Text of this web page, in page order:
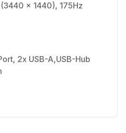
(3440 x 1440), 175Hz
2x USB-A,USB-Hub